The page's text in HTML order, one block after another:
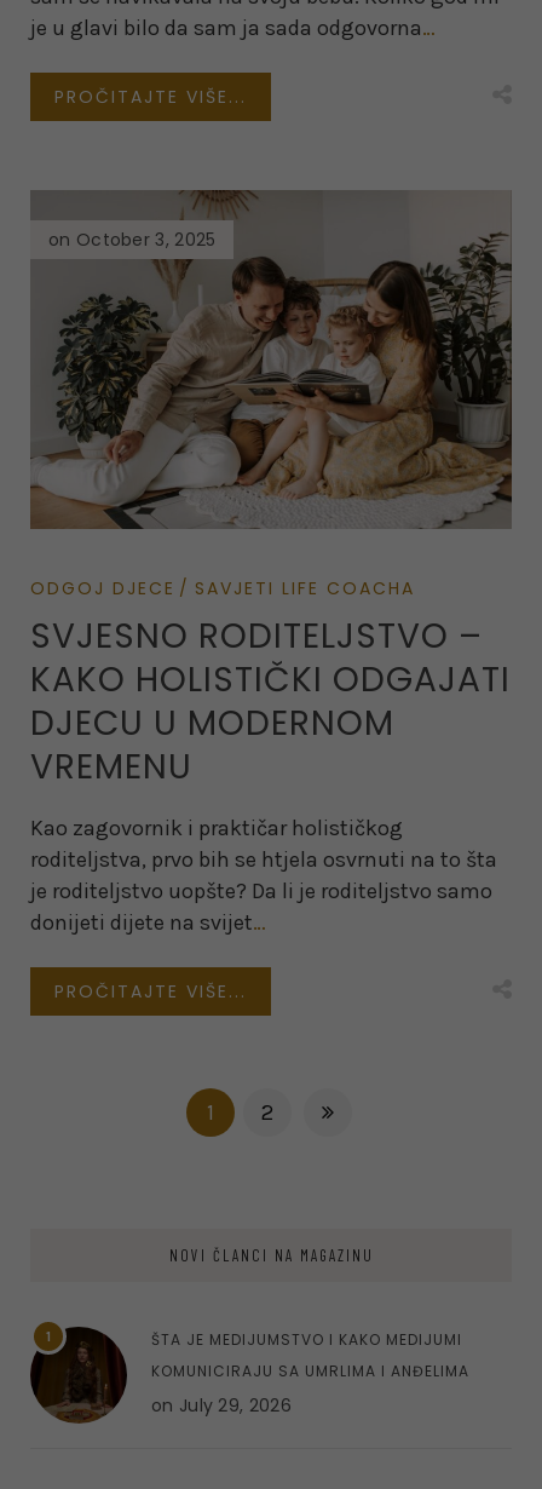
je u glavi bilo da sam ja sada odgovorna…
PROČITAJTE VIŠE...
on October 3, 2025
ODGOJ DJECE SAVJETI LIFE COACHA
SVJESNO RODITELJSTVO –
KAKO HOLISTIČKI ODGAJATI
DJECU U MODERNOM
VREMENU
Kao zagovornik i praktičar holističkog
roditeljstva, prvo bih se htjela osvrnuti na to šta
je roditeljstvo uopšte? Da li je roditeljstvo samo
donijeti dijete na svijet…
PROČITAJTE VIŠE...
1 2
NOVI ČLANCI NA MAGAZINU
1
ŠTA JE MEDIJUMSTVO I KAKO MEDIJUMI
KOMUNICIRAJU SA UMRLIMA I ANĐELIMA
on July 29, 2026